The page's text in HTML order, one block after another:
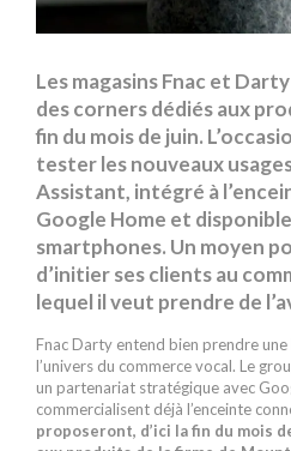
Les magasins Fnac et
des corners dédiés aux
fin du mois de juin.
tester les nouveaux
Assistant, intégré à
Google Home et
smartphones. Un moyen
d’initier ses clients au
lequel il veut prendre de
Fnac Darty entend bien prendre une
l’univers du commerce vocal. Le
un partenariat stratégique avec
commercialisent déjà l’enceinte
proposeront, d’ici la fin du mois